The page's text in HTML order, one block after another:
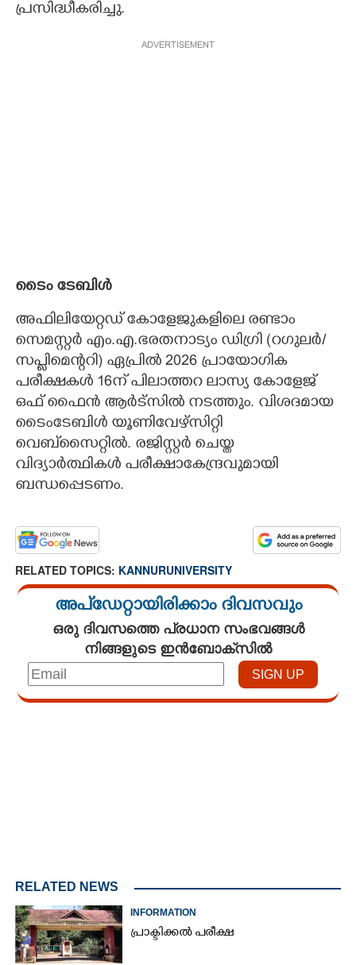
പ്രസിദ്ധീകരിച്ചു.
ADVERTISEMENT
ടൈം ടേബിൾ
അഫിലിയേറ്റഡ് കോളേജുകളിലെ രണ്ടാം
സെമസ്റ്റർ എം.എ.ഭരതനാട്യം ഡിഗ്രി (റഗുലർ/
സപ്ലിമെന്ററി) ഏപ്രിൽ 2026 പ്രായോഗിക
പരീക്ഷകൾ 16ന് പിലാത്തറ ലാസ്യ കോളേജ്
ഒഫ് ഫൈൻ ആർട്സിൽ നടത്തും. വിശദമായ
ടൈംടേബിൾ യൂണിവേഴ്സിറ്റി
വെബ്‌സൈറ്റിൽ. രജിസ്റ്റർ ചെയ്ത
വിദ്യാർത്ഥികൾ പരീക്ഷാകേന്ദ്രവുമായി
ബന്ധപ്പെടണം.
RELATED TOPICS: KANNURUNIVERSITY
അപ്ഡേറ്റായിരിക്കാം ദിവസവും
ഒരു ദിവസത്തെ പ്രധാന സംഭവങ്ങൾ
നിങ്ങളുടെ ഇൻബോക്സിൽ
RELATED NEWS
INFORMATION
പ്രാക്ടിക്കൽ പരീക്ഷ